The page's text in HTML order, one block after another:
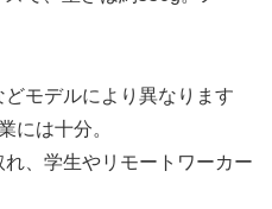
モデルにより異なります
には十分。
、学生やリモートワーカー